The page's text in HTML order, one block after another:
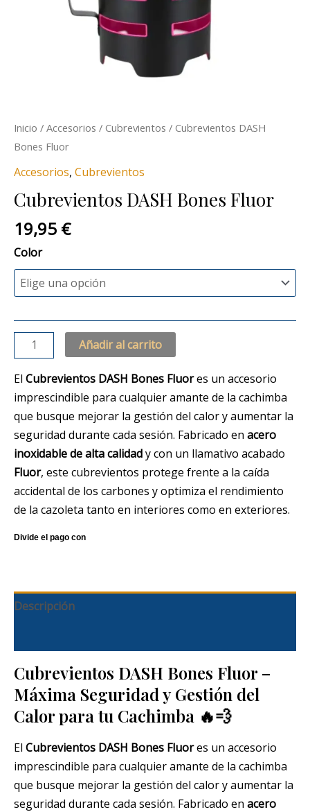
Inicio / Accesorios / Cubrevientos / Cubrevientos DASH
Bones Fluor
Accesorios, Cubrevientos
Cubrevientos DASH Bones Fluor
19,95 €
Color
Añadir al carrito
El Cubrevientos DASH Bones Fluores un accesorio
imprescindible para cualquier amante de la cachimba
que busque mejorar la gestión del calor y aumentar la
seguridad durante cada sesión. Fabricado en acero
inoxidable de alta calidady con un llamativo acabado
Fluor, este cubrevientos protege frente a la caída
accidental de los carbones y optimiza el rendimiento
de la cazoleta tanto en interiores como en exteriores.
Descripción
Cubrevientos DASH Bones Fluor –
Máxima Seguridad y Gestión del
Calor para tu Cachimba 🔥💨
El Cubrevientos DASH Bones Fluores un accesorio
imprescindible para cualquier amante de la cachimba
que busque mejorar la gestión del calor y aumentar la
seguridad durante cada sesión. Fabricado en acero